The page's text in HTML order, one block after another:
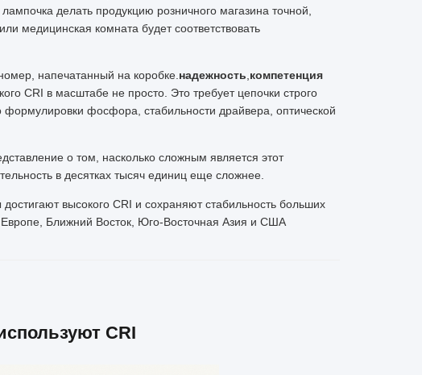
делать продукцию розничного магазина точной,
медицинская комната будет соответствовать
напечатанный на коробке. надежность компетенция
CRI в масштабе не просто. Это требует цепочки строго
фосфора, стабильности драйвера, оптической
о том, насколько сложным является этот
в десятках тысяч единиц еще сложнее.
высокого CRI и сохраняют стабильность больших
Европе, Ближний Восток, Юго-Восточная Азия и США
CRI